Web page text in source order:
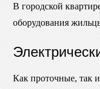
В городской
оборудования
Как проточные, так